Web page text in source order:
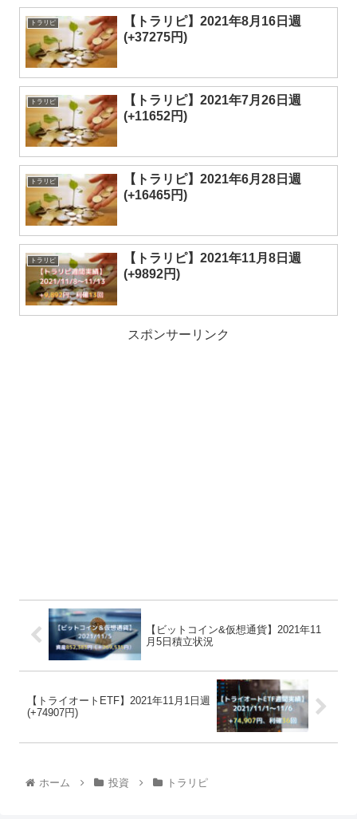
トラリピ
【トラリピ】2021年8月16日週
(+37275円)
トラリピ
【トラリピ】2021年7月26日週
(+11652円)
トラリピ
【トラリピ】2021年6月28日週
(+16465円)
トラリピ
【トラリピ】2021年11月8日週
(+9892円)
スポンサーリンク
【ビットコイン&仮想通貨】2021年11
月5日積立状況
【トライオートETF】2021年11月1日週
(+74907円)
ホーム 投資 トラリピ